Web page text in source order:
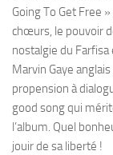
Going To Get Free
chœurs, le pouvoir
nostalgie du
Marvin Gaye
propension à
good song qui
l’album. Quel
jouir de sa liberté !